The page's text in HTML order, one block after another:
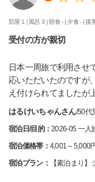
部屋 1 | 風呂 3 |朝食 - | 夕食 - |接
受付の方が親切
日本一周旅で利用させ
応いただいたのですが
え付けられてましたが
はるけいちゃんさん/50代
宿泊日/目的：2026-05 一人
宿泊価格帯： 4,001～5,000
宿泊プラン：
【素泊まり